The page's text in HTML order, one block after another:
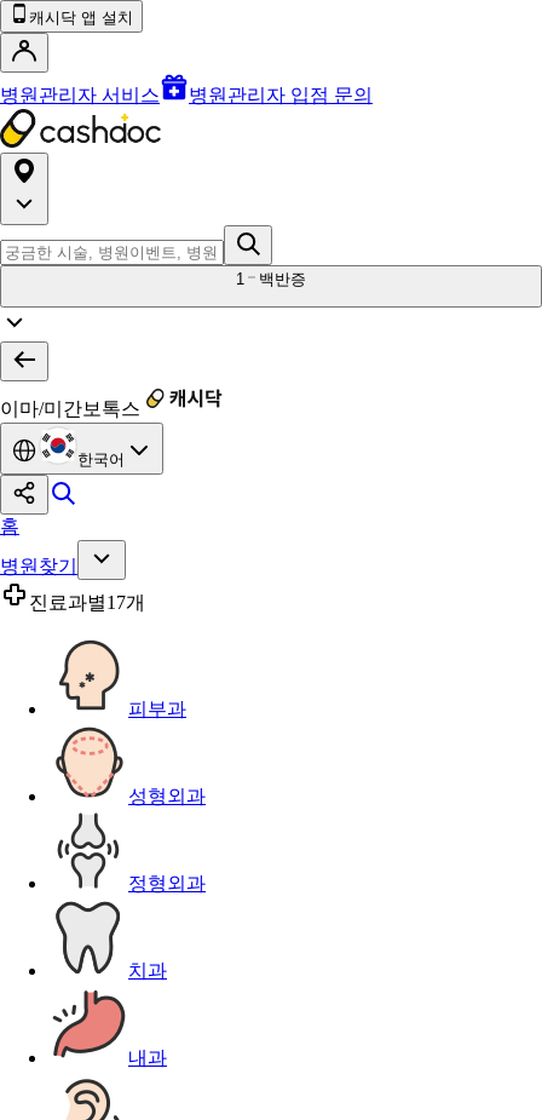
캐시닥 앱 설치
병원관리자 서비스 병원관리자 입점 문의
1 백반증
이마/미간보톡스
한국어
홈
병원찾기
진료과별17개
피부과
성형외과
정형외과
치과
내과